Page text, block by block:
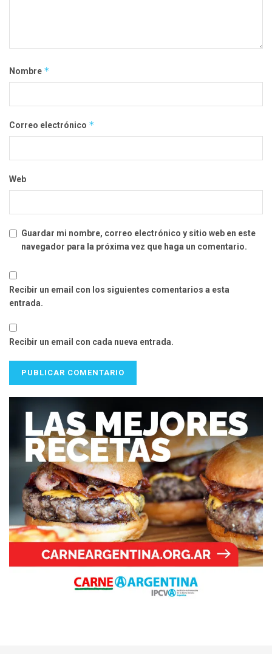
Nombre *
Correo electrónico *
Web
Guardar mi nombre, correo electrónico y sitio web en este
navegador para la próxima vez que haga un comentario.
Recibir un email con los siguientes comentarios a esta
entrada.
Recibir un email con cada nueva entrada.